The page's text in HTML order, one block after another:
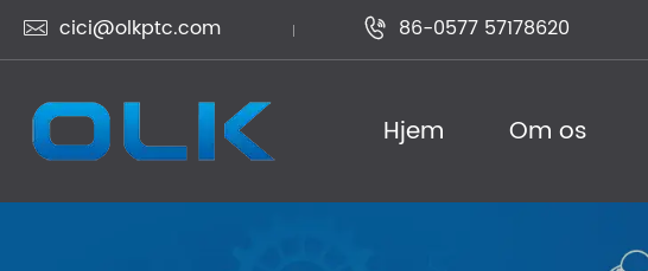
 cici@olkptc.com  86-0577 57178620
Hjem Om os